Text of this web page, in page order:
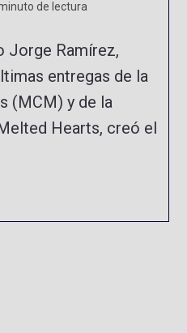
de lectura
Jorge Ramírez,
entregas de la
(MCM) y de la
Hearts, creó el